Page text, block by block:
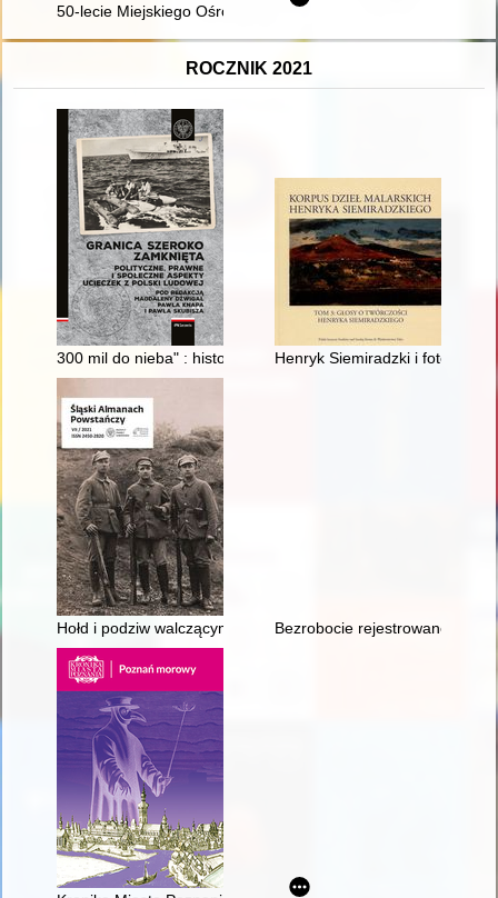
50-lecie Miejskiego Ośrodka Sportu i Rekreacji w Łańcucie :
ROCZNIK 2021
300 mil do nieba" : historia ucieczki Adama i Krzysztofa
Henryk Siemiradzki i fotografia
Hołd i podziw walczącym Górnoślązakom" : odgłosy III
Bezrobocie rejestrowane w